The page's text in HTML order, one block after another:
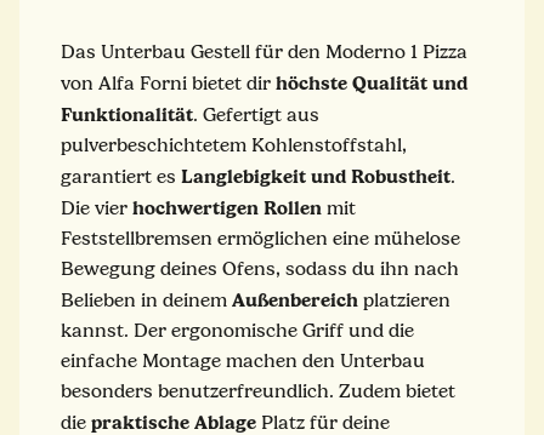
Das Unterbau Gestell für den Moderno 1 Pizza
von Alfa Forni bietet dir höchste Qualität und
Funktionalität. Gefertigt aus
pulverbeschichtetem Kohlenstoffstahl,
garantiert es Langlebigkeit und Robustheit.
Die vier hochwertigen Rollen mit
Feststellbremsen ermöglichen eine mühelose
Bewegung deines Ofens, sodass du ihn nach
Belieben in deinem Außenbereich platzieren
kannst. Der ergonomische Griff und die
einfache Montage machen den Unterbau
besonders benutzerfreundlich. Zudem bietet
die praktische Ablage Platz für deine